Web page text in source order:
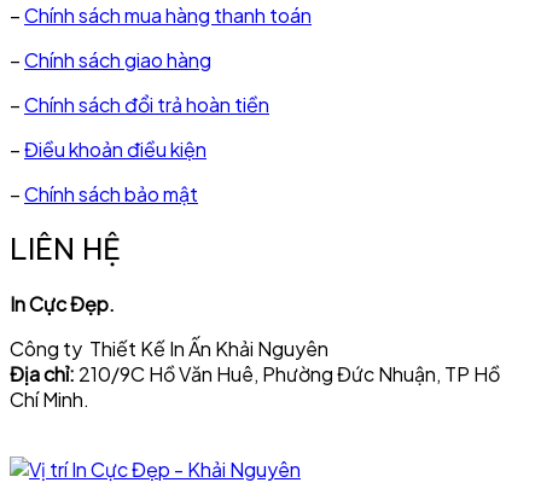
–Chính sách mua hàng thanh toán
–Chính sách giao hàng
–Chính sách đổi trả hoàn tiền
–Điều khoản điều kiện
–Chính sách bảo mật
LIÊN HỆ
In Cực Đẹp.
Công ty Thiết Kế In Ấn Khải Nguyên
Địa chỉ: 210/9C Hồ Văn Huê, Phường Đức Nhuận, TP Hồ
Chí Minh.